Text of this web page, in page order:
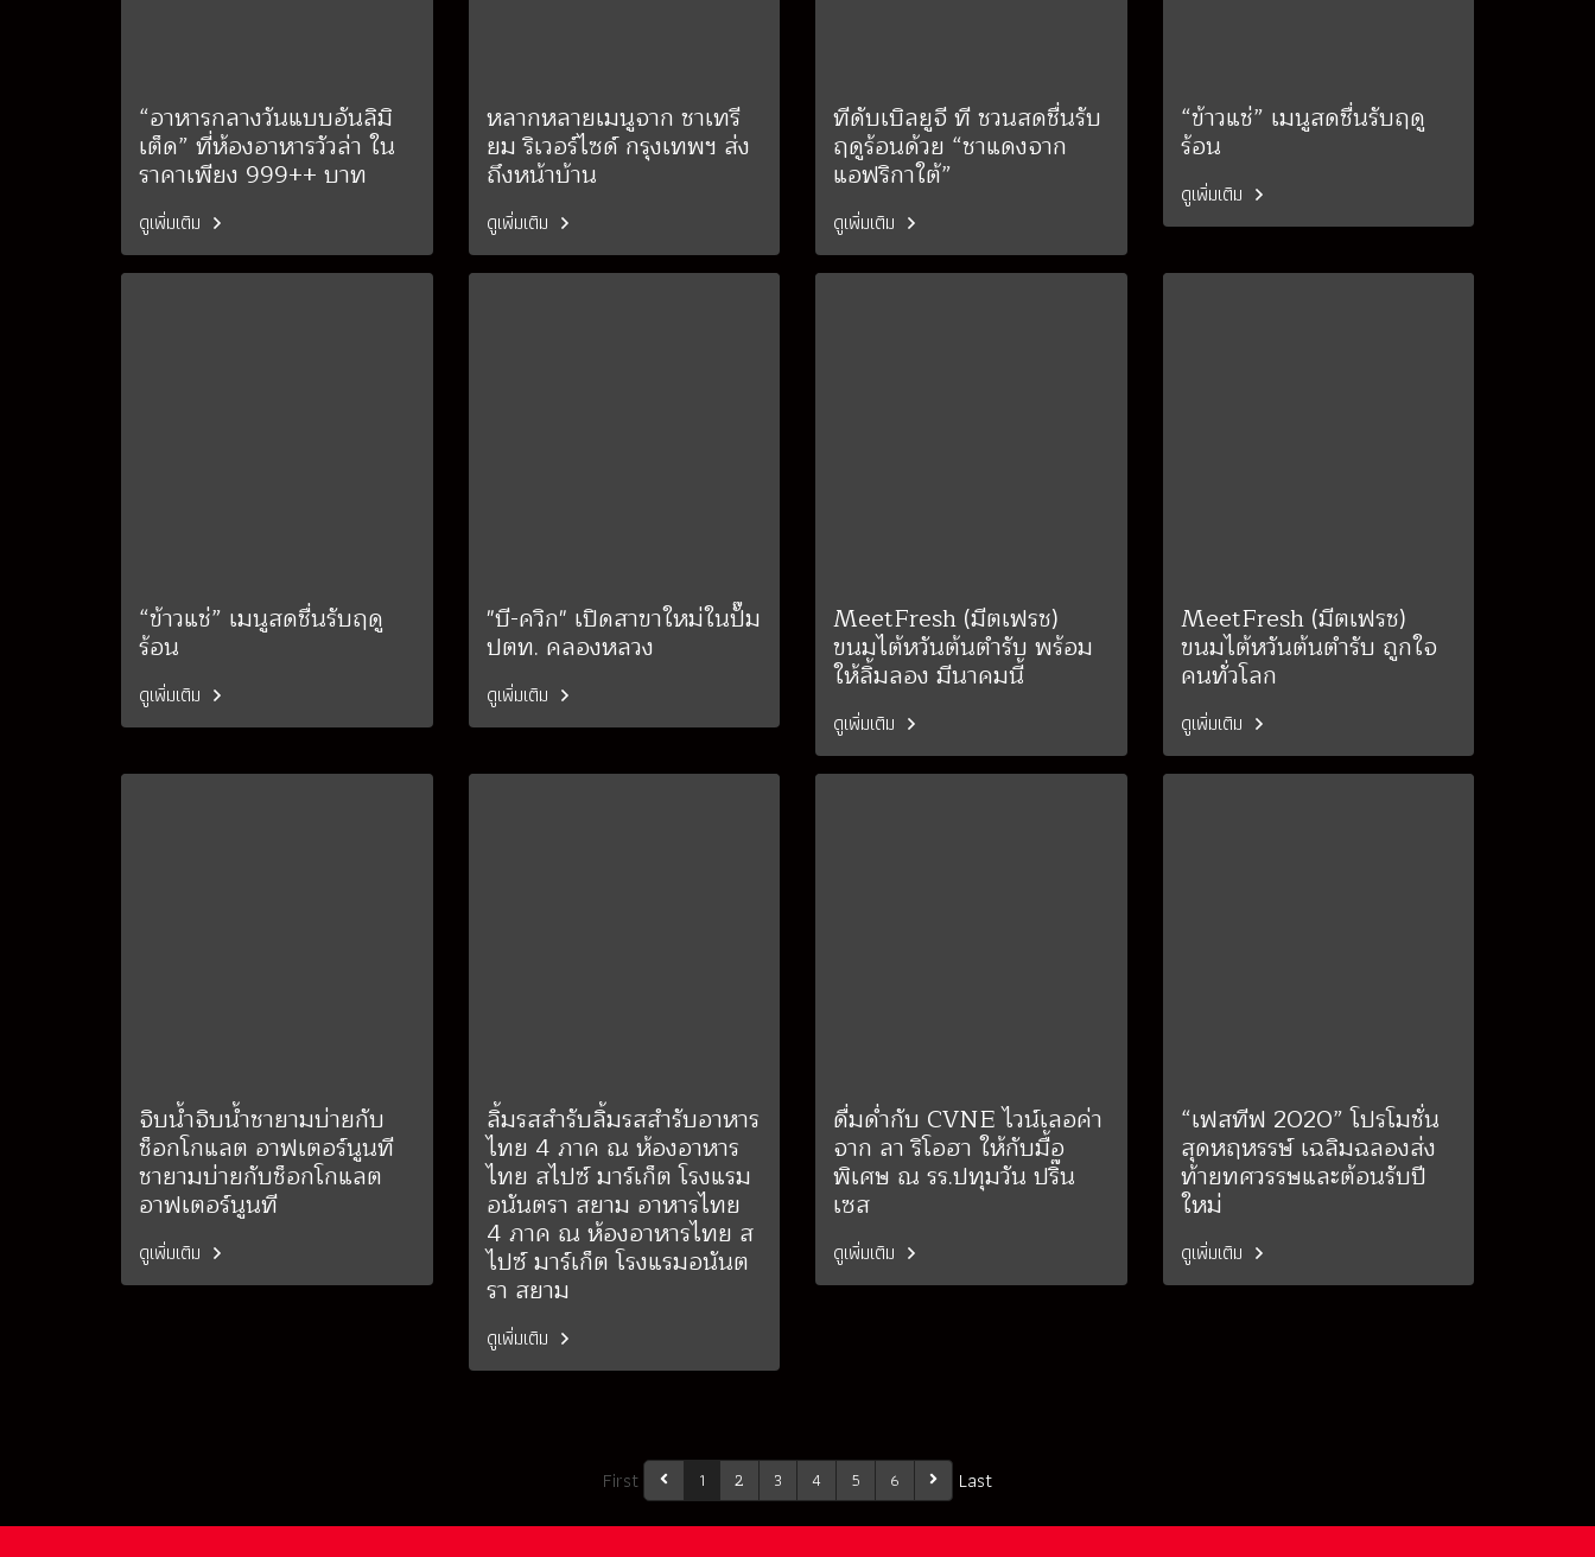
“อาหารกลางวันแบบอันลิมิ
เต็ด” ที่ห้องอาหารวัวล่า ใน
ราคาเพียง 999++ บาท
ดูเพิ่มเติม
หลากหลายเมนูจาก ชาเทรี
ยม ริเวอร์ไซด์ กรุงเทพฯ ส่ง
ถึงหน้าบ้าน
ดูเพิ่มเติม
ทีดับเบิลยูจี ที ชวนสดชื่นรับ
ฤดูร้อนด้วย “ชาแดงจาก
แอฟริกาใต้”
ดูเพิ่มเติม
“ข้าวแช่” เมนูสดชื่นรับฤดู
ร้อน
ดูเพิ่มเติม
“ข้าวแช่” เมนูสดชื่นรับฤดู
ร้อน
ดูเพิ่มเติม
"บี-ควิก" เปิดสาขาใหม่ในปั๊ม
ปตท. คลองหลวง
ดูเพิ่มเติม
MeetFresh (มีตเฟรช)
ขนมไต้หวันต้นตำรับ พร้อม
ให้ลิ้มลอง มีนาคมนี้
ดูเพิ่มเติม
MeetFresh (มีตเฟรช)
ขนมไต้หวันต้นตำรับ ถูกใจ
คนทั่วโลก
ดูเพิ่มเติม
จิบน้ำจิบน้ำชายามบ่ายกับ
ช็อกโกแลต อาฟเตอร์นูนที
ชายามบ่ายกับช็อกโกแลต
อาฟเตอร์นูนที
ดูเพิ่มเติม
ลิ้มรสสำรับลิ้มรสสำรับอาหาร
ไทย 4 ภาค ณ ห้องอาหาร
ไทย สไปซ์ มาร์เก็ต โรงแรม
อนันตรา สยาม อาหารไทย
4 ภาค ณ ห้องอาหารไทย ส
ไปซ์ มาร์เก็ต โรงแรมอนันต
รา สยาม
ดูเพิ่มเติม
ดื่มด่ำกับ CVNE ไวน์เลอค่า
จาก ลา ริโอฮา ให้กับมื้อ
พิเศษ ณ รร.ปทุมวัน ปริ๊น
เซส
ดูเพิ่มเติม
“เฟสทีฟ 2020” โปรโมชั่น
สุดหฤหรรษ์ เฉลิมฉลองส่ง
ท้ายทศวรรษและต้อนรับปี
ใหม่
ดูเพิ่มเติม
First 1 2 3 4 5 6 Last